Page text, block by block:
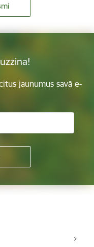
jaunumus savā e-